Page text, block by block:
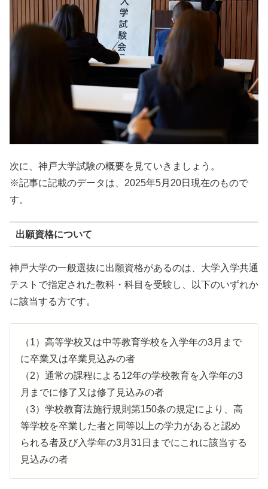
次に、神戸大学試験の概要を見ていきましょう。
※記事に記載のデータは、2025年5月20日現在のもので
す。
出願資格について
神戸大学の一般選抜に出願資格があるのは、大学入学共通
テストで指定された教科・科目を受験し、以下のいずれか
に該当する方です。
（1）高等学校又は中等教育学校を入学年の3月まで
に卒業又は卒業見込みの者
（2）通常の課程による12年の学校教育を入学年の3
月までに修了又は修了見込みの者
（3）学校教育法施行規則第150条の規定により、高
等学校を卒業した者と同等以上の学力があると認め
られる者及び入学年の3月31日までにこれに該当する
見込みの者